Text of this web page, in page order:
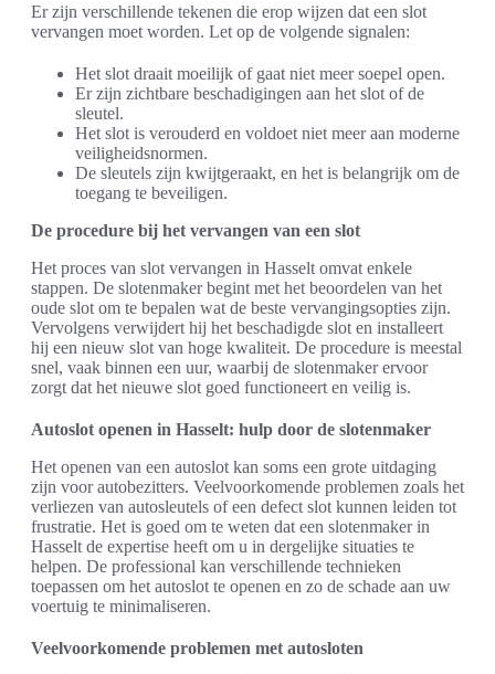
Er zijn verschillende tekenen die erop wijzen dat een slot
vervangen moet worden. Let op de volgende signalen:
Het slot draait moeilijk of gaat niet meer soepel open.
Er zijn zichtbare beschadigingen aan het slot of de
sleutel.
Het slot is verouderd en voldoet niet meer aan moderne
veiligheidsnormen.
De sleutels zijn kwijtgeraakt, en het is belangrijk om de
toegang te beveiligen.
De procedure bij het vervangen van een slot
Het proces van slot vervangen in Hasselt omvat enkele
stappen. De slotenmaker begint met het beoordelen van het
oude slot om te bepalen wat de beste vervangingsopties zijn.
Vervolgens verwijdert hij het beschadigde slot en installeert
hij een nieuw slot van hoge kwaliteit. De procedure is meestal
snel, vaak binnen een uur, waarbij de slotenmaker ervoor
zorgt dat het nieuwe slot goed functioneert en veilig is.
Autoslot openen in Hasselt: hulp door de slotenmaker
Het openen van een autoslot kan soms een grote uitdaging
zijn voor autobezitters. Veelvoorkomende problemen zoals het
verliezen van autosleutels of een defect slot kunnen leiden tot
frustratie. Het is goed om te weten dat een slotenmaker in
Hasselt de expertise heeft om u in dergelijke situaties te
helpen. De professional kan verschillende technieken
toepassen om het autoslot te openen en zo de schade aan uw
voertuig te minimaliseren.
Veelvoorkomende problemen met autosloten